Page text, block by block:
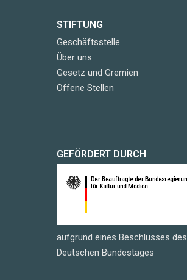
STIFTUNG
Geschäftsstelle
Über uns
Gesetz und Gremien
Offene Stellen
GEFÖRDERT DURCH
aufgrund eines Beschlusses des
Deutschen Bundestages